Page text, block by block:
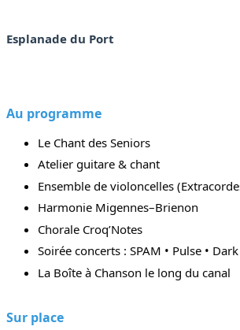
Esplanade du Port
Au programme
Le Chant des Seniors
Atelier guitare & chant
Ensemble de violoncelles
Harmonie Migennes–Brienon
Chorale Croq’Notes
Soirée concerts : SPAM • Pulse •
La Boîte à Chanson le long du canal
Sur place